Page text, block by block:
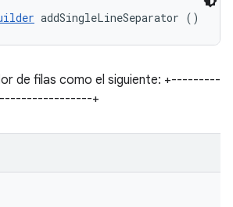
addSingleLineSeparator ()
de filas como el siguiente: +---------
+